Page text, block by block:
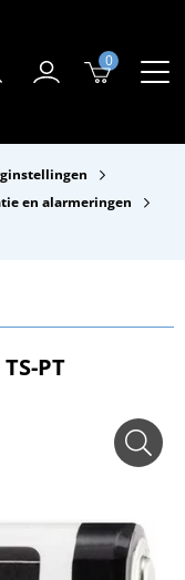
0
en alarmeringen
PT